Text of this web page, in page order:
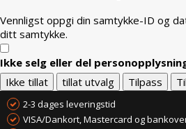
Vennligst oppgi din samtykke-ID og
ditt samtykke.
Ikke selg eller del
Ikke tillat
tillat utvalg Tilpass
2-3 dages leveringstid
VISA/Dankort, Mastercard og